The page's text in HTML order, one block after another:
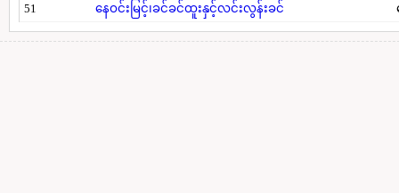
51
နေဝင်းမြင့်၊ခင်ခင်ထူးနှင့်လင်းလွန်းခင်